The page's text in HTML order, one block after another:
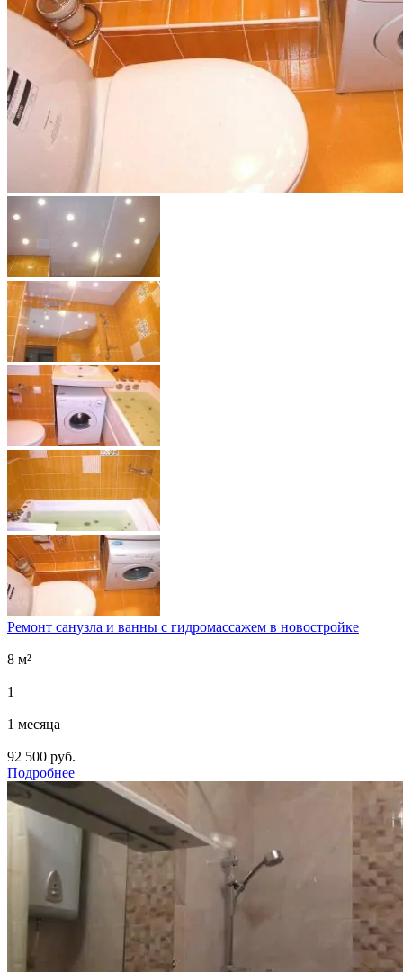
Ремонт санузла и ванны с гидромассажем в новостройке
8 м²
1
1 месяца
92 500 руб.
Подробнее